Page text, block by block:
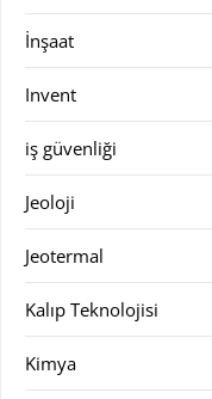
İnşaat
Invent
iş güvenliği
Jeoloji
Jeotermal
Kalıp Teknolojisi
Kimya